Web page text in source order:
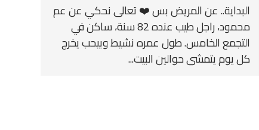
البداية.. عن المريض بس ❤️ تعالى نحكي عن عم
محمود، راجل طيب عنده 82 سنة، ساكن في
التجمع الخامس. طول عمره نشيط وبيحب يخرج
كل يوم يتمشى حوالين البيت...